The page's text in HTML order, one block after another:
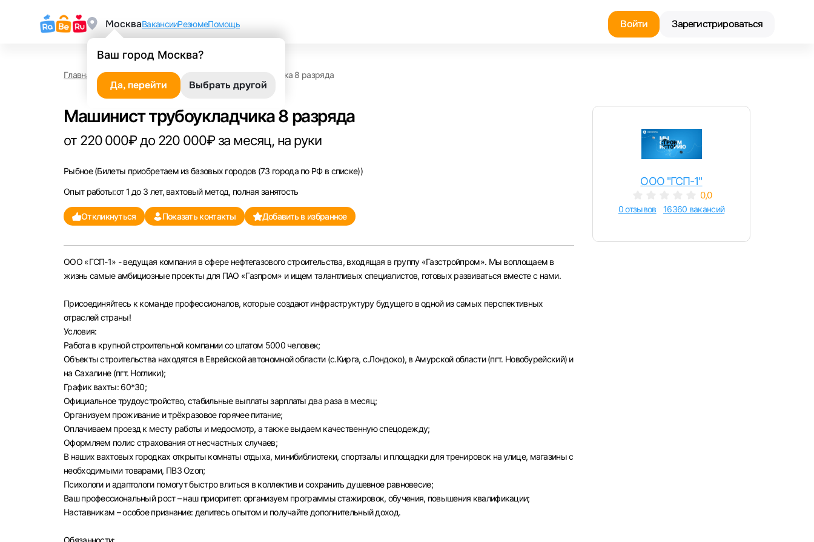
Москва
Ваш город Москва?
Да, перейти Выбрать другой
ВакансииРезюмеПомощь Войти Зарегистрироваться
Главная Работа в Рыбном Машинист трубоукладчика 8 разряда
Машинист трубоукладчика 8 разряда
от 220 000₽ до 220 000₽ за месяц, на руки
Рыбное(Билеты приобретаем из базовых городов (73 города по РФ в списке))
Опыт работы:от 1 до 3 лет, вахтовый метод, полная занятость
Откликнуться Показать контакты Добавить в избранное
ООО «ГСП-1» - ведущая компания в сфере нефтегазового строительства, входящая в группу «Газстройпром». Мы воплощаем в
жизнь самые амбициозные проекты для ПАО «Газпром» и ищем талантливых специалистов, готовых развиваться вместе с нами.
Присоединяйтесь к команде профессионалов, которые создают инфраструктуру будущего в одной из самых перспективных
отраслей страны!
Условия:
Работа в крупной строительной компании со штатом 5000 человек;
Объекты строительства находятся в Еврейской автономной области (с.Кирга, с.Лондоко), в Амурской области (пгт. Новобурейский) и
на Сахалине (пгт. Ноглики);
График вахты: 60*30;
Официальное трудоустройство, стабильные выплаты зарплаты два раза в месяц;
Организуем проживание и трёхразовое горячее питание;
Оплачиваем проезд к месту работы и медосмотр, а также выдаем качественную спецодежду;
Оформляем полис страхования от несчастных случаев;
В наших вахтовых городках открыты комнаты отдыха, минибиблиотеки, спортзалы и площадки для тренировок на улице, магазины с
необходимыми товарами, ПВЗ Ozon;
Психологи и адаптологи помогут быстро влиться в коллектив и сохранить душевное равновесие;
Ваш профессиональный рост – наш приоритет: организуем программы стажировок, обучения, повышения квалификации;
Наставникам – особое признание: делитесь опытом и получайте дополнительный доход.
Обязанности:
ООО "ГСП-1"
0,0
0 отзывов 16360 вакансий